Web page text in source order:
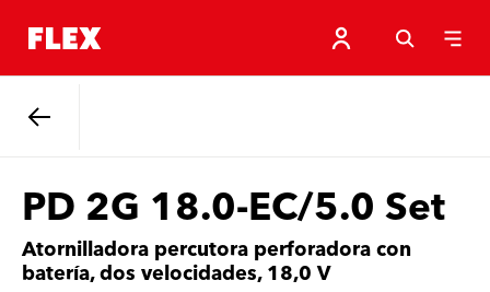
PD 2G 18.0-EC/5.0 Set
Atornilladora percutora perforadora con
batería, dos velocidades, 18,0 V